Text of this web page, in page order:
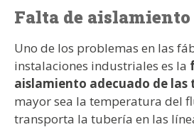
Falta de aislamiento
Uno de los problemas en las
instalaciones industriales es la
aislamiento adecuado de las
mayor sea la temperatura del
transporta la tubería en las